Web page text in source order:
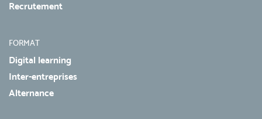
Recrutement
FORMAT
Digital learning
Inter-entreprises
Alternance